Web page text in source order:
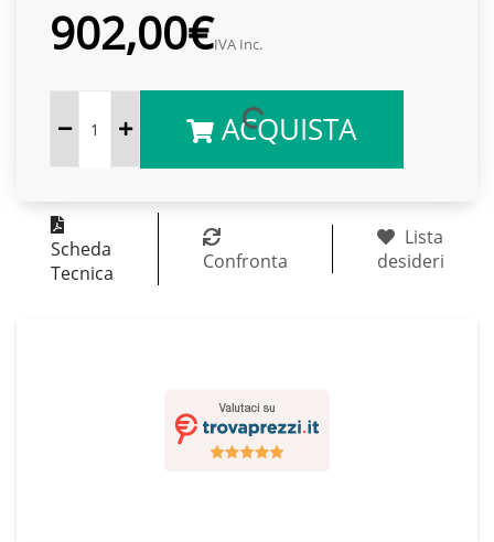
902,00€IVA Inc.
ACQUISTA
Scheda
Tecnica
Confronta
Lista
desideri